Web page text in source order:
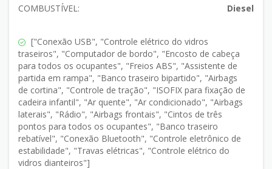
COMBUSTÍVEL: Diesel
["Conexão USB", "Controle elétrico do vidros
traseiros", "Computador de bordo", "Encosto de cabeça
para todos os ocupantes", "Freios ABS", "Assistente de
partida em rampa", "Banco traseiro bipartido", "Airbags
de cortina", "Controle de tração", "ISOFIX para fixação de
cadeira infantil", "Ar quente", "Ar condicionado", "Airbags
laterais", "Rádio", "Airbags frontais", "Cintos de três
pontos para todos os ocupantes", "Banco traseiro
rebatível", "Conexão Bluetooth", "Controle eletrônico de
estabilidade", "Travas elétricas", "Controle elétrico do
vidros dianteiros"]